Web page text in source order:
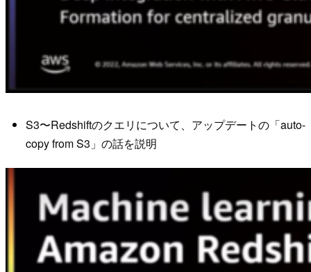
S3〜Redshiftのクエリについて、アップデートの「auto-
copy from S3」の話を説明